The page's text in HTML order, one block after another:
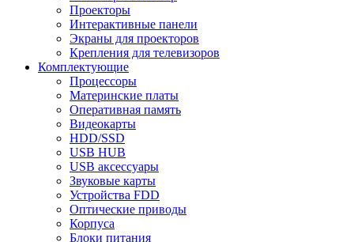
Проекторы
Интерактивные панели
Экраны для проекторов
Крепления для телевизоров
Комплектующие
Процессоры
Материнские платы
Оперативная память
Видеокарты
HDD/SSD
USB HUB
USB аксессуары
Звуковые карты
Устройства FDD
Оптические приводы
Корпуса
Блоки питания